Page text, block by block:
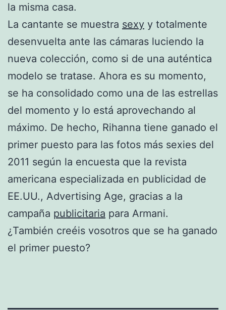
la misma casa.
La cantante se muestra sexy y totalmente
desenvuelta ante las cámaras luciendo la
nueva colección, como si de una auténtica
modelo se tratase. Ahora es su momento,
se ha consolidado como una de las estrellas
del momento y lo está aprovechando al
máximo. De hecho, Rihanna tiene ganado el
primer puesto para las fotos más sexies del
2011 según la encuesta que la revista
americana especializada en publicidad de
EE.UU., Advertising Age, gracias a la
campaña publicitaria para Armani.
¿También creéis vosotros que se ha ganado
el primer puesto?